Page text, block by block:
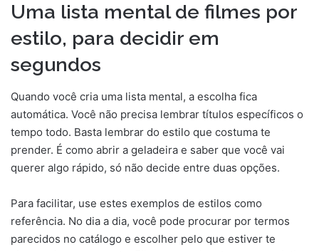
Uma lista mental de filmes por
estilo, para decidir em
segundos
Quando você cria uma lista mental, a escolha fica
automática. Você não precisa lembrar títulos específicos o
tempo todo. Basta lembrar do estilo que costuma te
prender. É como abrir a geladeira e saber que você vai
querer algo rápido, só não decide entre duas opções.
Para facilitar, use estes exemplos de estilos como
referência. No dia a dia, você pode procurar por termos
parecidos no catálogo e escolher pelo que estiver te